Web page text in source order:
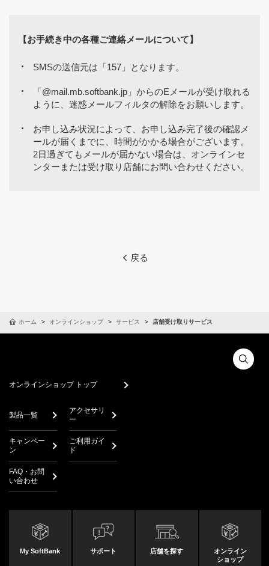
【お手続き中の各種ご連絡メールについて】
SMSの送信元は「157」となります。
「@mail.mb.softbank.jp」からのEメールが受け取れる
ように、迷惑メールフィルタの解除をお願いします。
お申し込み状況によって、お申し込み完了後の確認メ
ールが届くまでに、時間がかかる場合がございます。
2日過ぎてもメールが届かない場合は、オンラインセ
ンターまたは受け取り店舗にお問い合わせください。
戻る
ホーム オンラインショップ サービス 店舗受け取りサービス
オンラインショップ トップ
製品一覧
アクセサリ
ー
キャンペー
ン
ご利用ガイ
ド
FAQ・お問
い合わせ
My SoftBank サポート 店舗を探す
オンライン
ショップ